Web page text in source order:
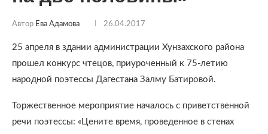
Автор Ева Адамова 26.04.2017
25 апреля в здании администрации Хунзахского района
прошел конкурс чтецов, приуроченный к 75-летию
народной поэтессы Дагестана Залму Батировой.
Торжественное мероприятие началось с приветственной
речи поэтессы: «Цените время, проведенное в стенах